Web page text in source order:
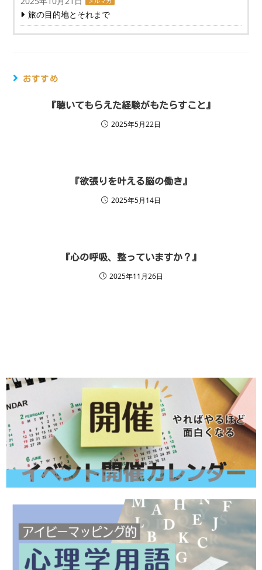
旅の目的地とそれまで
おすすめ
『聴いてもらえた経験がもたらすこと』
2025年5月22日
『欲張りを叶える脳の働き』
2025年5月14日
『心の呼吸、整っていますか？』
2025年11月26日